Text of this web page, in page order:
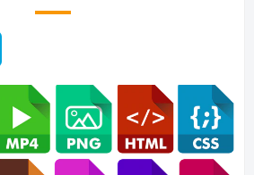
記事カテゴリ一覧